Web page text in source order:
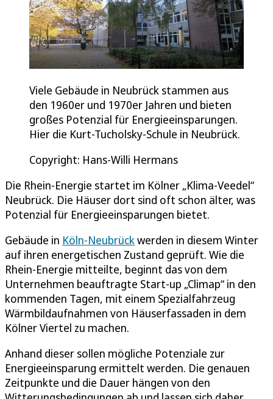
Viele Gebäude in Neubrück stammen aus
den 1960er und 1970er Jahren und bieten
großes Potenzial für Energieeinsparungen.
Hier die Kurt-Tucholsky-Schule in Neubrück.
Copyright: Hans-Willi Hermans
Die Rhein-Energie startet im Kölner „Klima-Veedel“
Neubrück. Die Häuser dort sind oft schon älter, was
Potenzial für Energieeinsparungen bietet.
Gebäude in Köln-Neubrückwerden in diesem Winter
auf ihren energetischen Zustand geprüft. Wie die
Rhein-Energie mitteilte, beginnt das von dem
Unternehmen beauftragte Start-up „Climap“ in den
kommenden Tagen, mit einem Spezialfahrzeug
Wärmbildaufnahmen von Häuserfassaden in dem
Kölner Viertel zu machen.
Anhand dieser sollen mögliche Potenziale zur
Energieeinsparung ermittelt werden. Die genauen
Zeitpunkte und die Dauer hängen von den